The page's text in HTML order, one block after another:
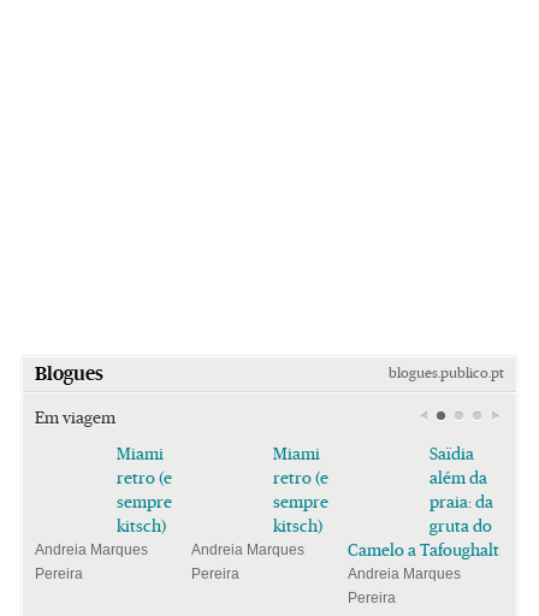
Blogues blogues.publico.pt
Em viagem
Miami
retro (e
sempre
kitsch)
Andreia Marques
Pereira
Miami
retro (e
sempre
kitsch)
Andreia Marques
Pereira
Saïdia
além da
praia: da
gruta do
Camelo a Tafoughalt
Andreia Marques
Pereira